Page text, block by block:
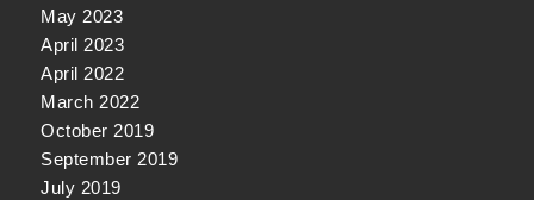
May 2023
April 2023
April 2022
March 2022
October 2019
September 2019
July 2019